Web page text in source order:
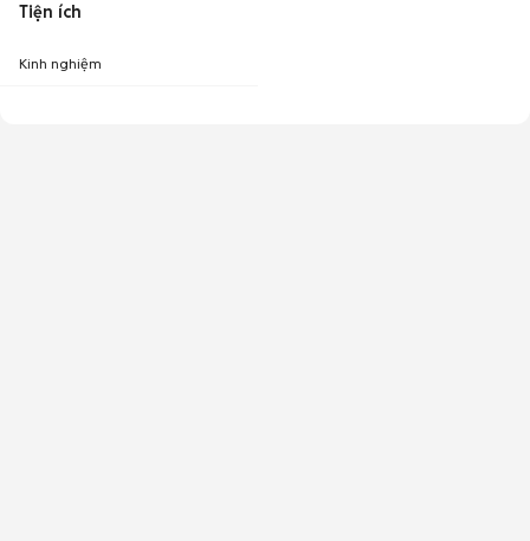
Tiện ích
Kinh nghiệm